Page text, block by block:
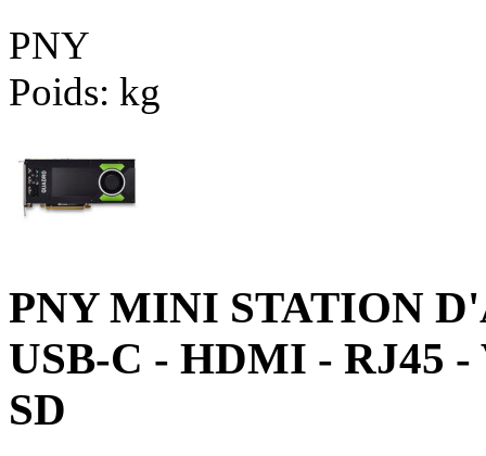
PNY
Poids: kg
PNY MINI STATION
USB-C - HDMI - RJ45
SD